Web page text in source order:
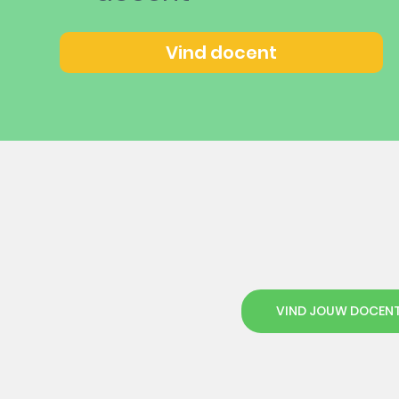
Vind docent
VIND JOUW